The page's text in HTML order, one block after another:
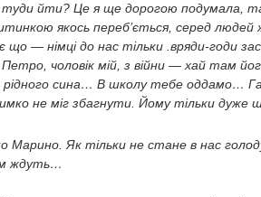
йти? Це я ще дорогою подумала,
якось переб’ється, серед людей
що — німці до нас тільки .вряди-годи
чоловік мій, з війни — хай там
сина… В школу тебе оддамо…
не міг збагнути. Йому тільки дуже
Як тільки не стане в нас
ждуть…